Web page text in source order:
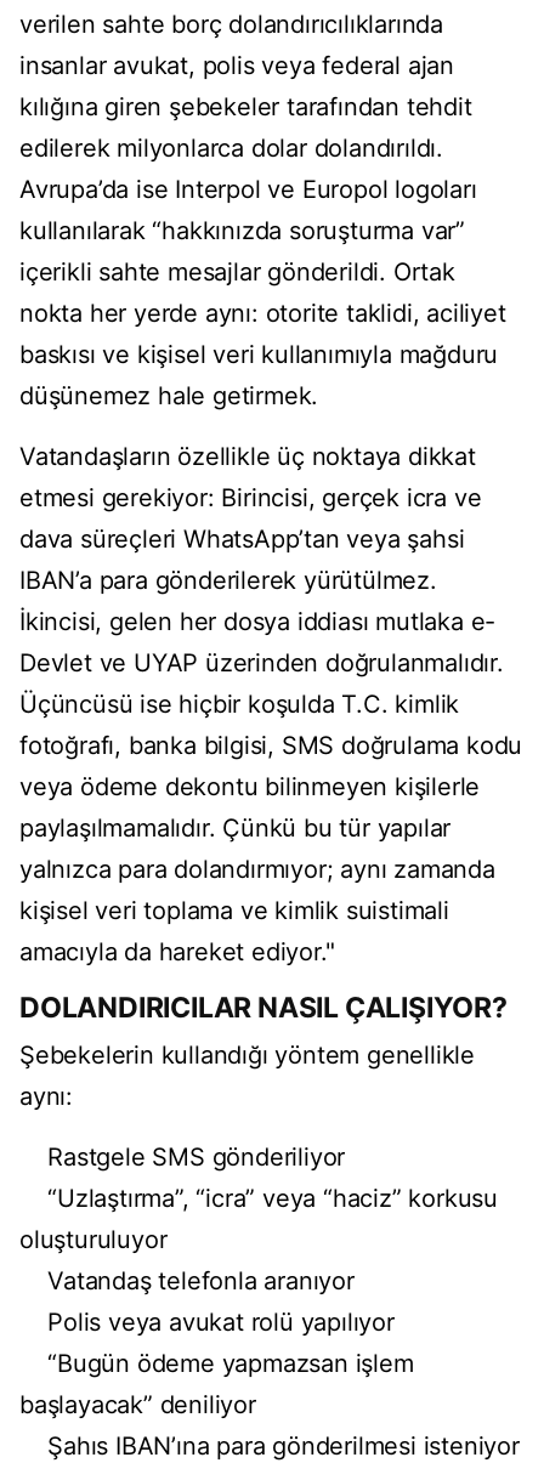
verilen sahte borç dolandırıcılıklarında
insanlar avukat, polis veya federal ajan
kılığına giren şebekeler tarafından tehdit
edilerek milyonlarca dolar dolandırıldı.
Avrupa’da ise Interpol ve Europol logoları
kullanılarak “hakkınızda soruşturma var”
içerikli sahte mesajlar gönderildi. Ortak
nokta her yerde aynı: otorite taklidi, aciliyet
baskısı ve kişisel veri kullanımıyla mağduru
düşünemez hale getirmek.
Vatandaşların özellikle üç noktaya dikkat
etmesi gerekiyor: Birincisi, gerçek icra ve
dava süreçleri WhatsApp’tan veya şahsi
IBAN’a para gönderilerek yürütülmez.
İkincisi, gelen her dosya iddiası mutlaka e-
Devlet ve UYAP üzerinden doğrulanmalıdır.
Üçüncüsü ise hiçbir koşulda T.C. kimlik
fotoğrafı, banka bilgisi, SMS doğrulama kodu
veya ödeme dekontu bilinmeyen kişilerle
paylaşılmamalıdır. Çünkü bu tür yapılar
yalnızca para dolandırmıyor; aynı zamanda
kişisel veri toplama ve kimlik suistimali
amacıyla da hareket ediyor."
DOLANDIRICILAR NASIL ÇALIŞIYOR?
Şebekelerin kullandığı yöntem genellikle
aynı:
Rastgele SMS gönderiliyor
“Uzlaştırma”, “icra” veya “haciz” korkusu
oluşturuluyor
Vatandaş telefonla aranıyor
Polis veya avukat rolü yapılıyor
“Bugün ödeme yapmazsan işlem
başlayacak” deniliyor
Şahıs IBAN’ına para gönderilmesi isteniyor